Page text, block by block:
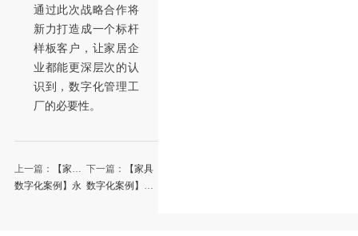
通过此次战略合作将
新力打造成一个标杆
样板客户，让家居企
业都能更深层次的认
识到，数字化管理工
厂的必要性。
上一篇：
【家具
数字化案例】永
下一篇：
【家具
数字化案例】七